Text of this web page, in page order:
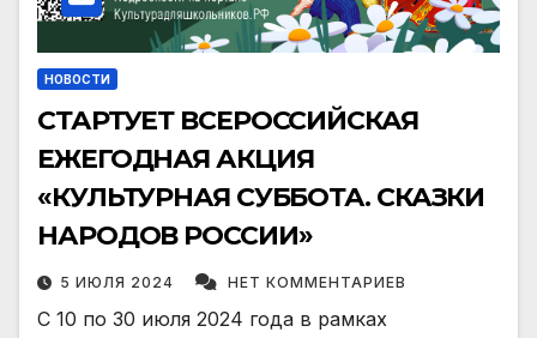
НОВОСТИ
СТАРТУЕТ ВСЕРОССИЙСКАЯ
ЕЖЕГОДНАЯ АКЦИЯ
«КУЛЬТУРНАЯ СУББОТА. СКАЗКИ
НАРОДОВ РОССИИ»
5 ИЮЛЯ 2024 НЕТ КОММЕНТАРИЕВ
С 10 по 30 июля 2024 года в рамках